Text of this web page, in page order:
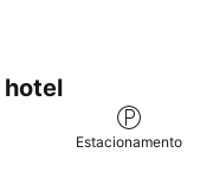
hotel
Estacionamento